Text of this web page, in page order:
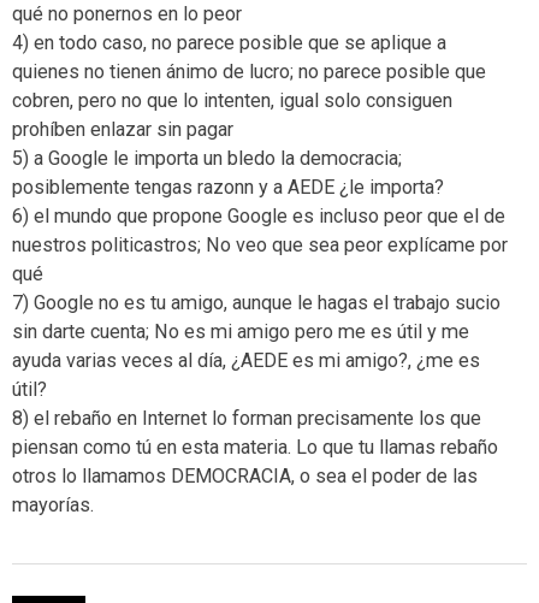
qué no ponernos en lo peor
4) en todo caso, no parece posible que se aplique a
quienes no tienen ánimo de lucro; no parece posible que
cobren, pero no que lo intenten, igual solo consiguen
prohíben enlazar sin pagar
5) a Google le importa un bledo la democracia;
posiblemente tengas razonn y a AEDE ¿le importa?
6) el mundo que propone Google es incluso peor que el de
nuestros politicastros; No veo que sea peor explícame por
qué
7) Google no es tu amigo, aunque le hagas el trabajo sucio
sin darte cuenta; No es mi amigo pero me es útil y me
ayuda varias veces al día, ¿AEDE es mi amigo?, ¿me es
útil?
8) el rebaño en Internet lo forman precisamente los que
piensan como tú en esta materia. Lo que tu llamas rebaño
otros lo llamamos DEMOCRACIA, o sea el poder de las
mayorías.